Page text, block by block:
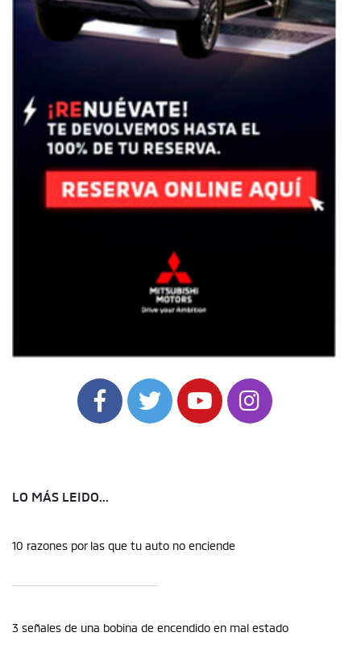
LO MÁS LEIDO...
10 razones por las que tu auto no enciende
3 señales de una bobina de encendido en mal estado